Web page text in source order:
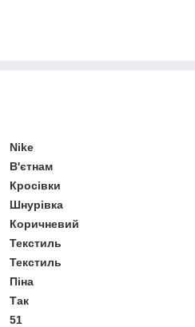
Nike
В'єтнам
Кросівки
Шнурівка
Коричневий
Текстиль
Текстиль
Піна
Так
51